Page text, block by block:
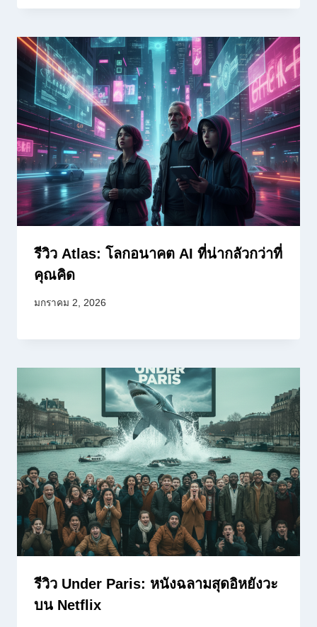
รีวิว Atlas: โลกอนาคต AI ที่น่ากลัวกว่าที่
คุณคิด
มกราคม 2, 2026
รีวิว Under Paris: หนังฉลามสุดอิหยังวะ
บน Netflix